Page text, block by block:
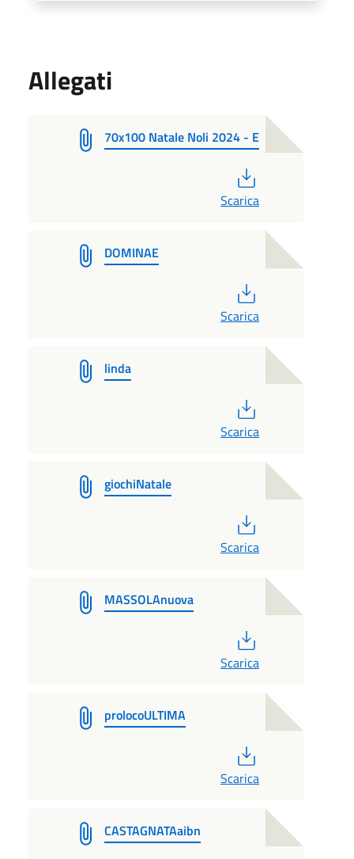
Allegati
70x100 Natale Noli 2024 - E
Scarica
DOMINAE
Scarica
linda
Scarica
giochiNatale
Scarica
MASSOLAnuova
Scarica
prolocoULTIMA
Scarica
CASTAGNATAaibn